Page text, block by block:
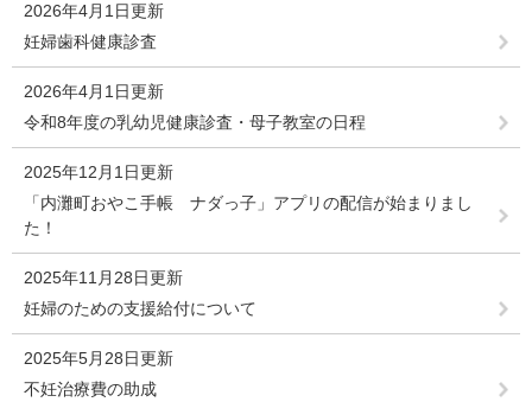
2026年4月1日更新
妊婦歯科健康診査
2026年4月1日更新
令和8年度の乳幼児健康診査・母子教室の日程
2025年12月1日更新
「内灘町おやこ手帳 ナダっ子」アプリの配信が始まりまし
た！
2025年11月28日更新
妊婦のための支援給付について
2025年5月28日更新
不妊治療費の助成